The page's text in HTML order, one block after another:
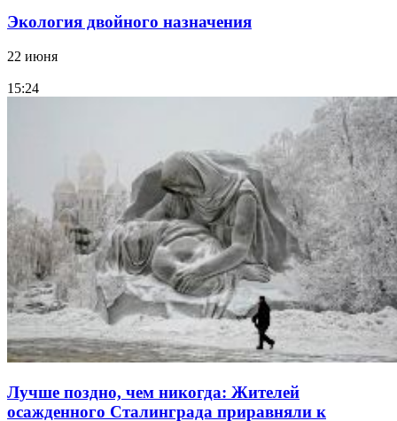
Экология двойного назначения
22 июня
15:24
Лучше поздно, чем никогда: Жителей
осажденного Сталинграда приравняли к